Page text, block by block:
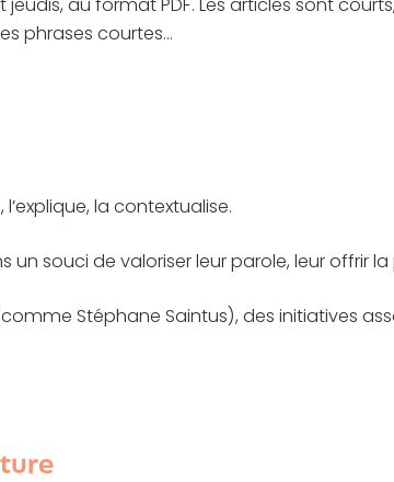
phrases courtes…
la contextualise.
souci de valoriser leur parole, leur offrir la
Stéphane Saintus), des initiatives